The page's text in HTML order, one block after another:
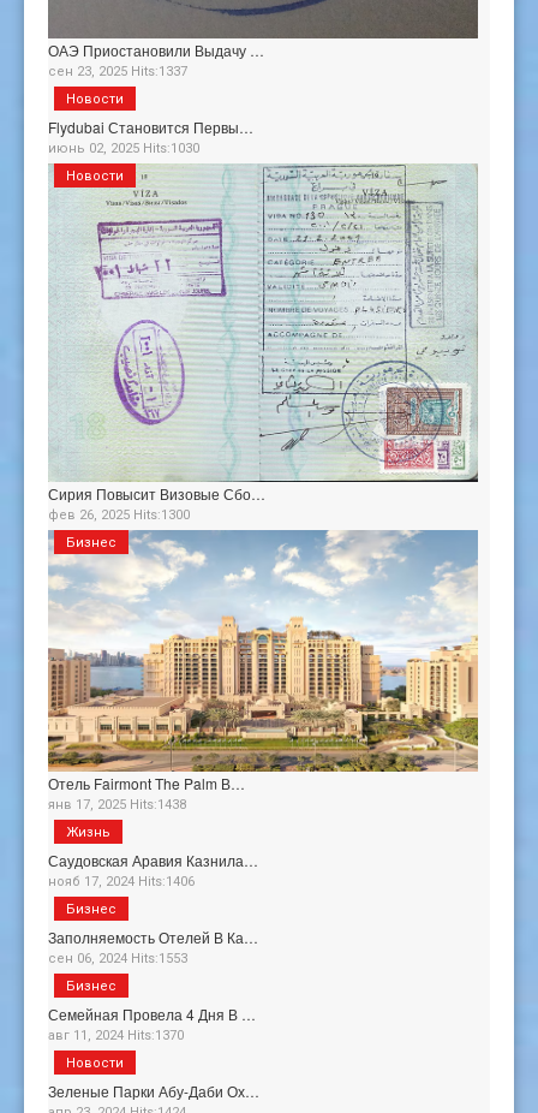
ОАЭ Приостановили Выдачу …
сен 23, 2025 Hits:1337
Flydubai Становится Первы…
июнь 02, 2025 Hits:1030
Новости
Сирия Повысит Визовые Сбо…
фев 26, 2025 Hits:1300
Новости
Отель Fairmont The Palm В…
янв 17, 2025 Hits:1438
Бизнес
Саудовская Аравия Казнила…
нояб 17, 2024 Hits:1406
Жизнь
Заполняемость Отелей В Ка…
сен 06, 2024 Hits:1553
Бизнес
Семейная Провела 4 Дня В …
авг 11, 2024 Hits:1370
Бизнес
Зеленые Парки Абу-Даби Ох…
Новости